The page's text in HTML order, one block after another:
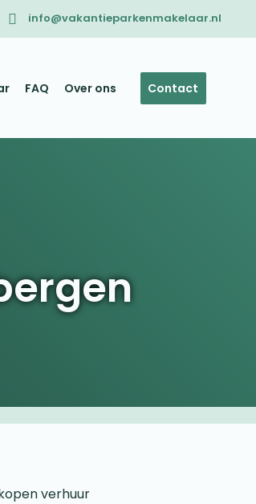
info@vakantieparkenmakelaar.nl
FAQ Over ons Contact